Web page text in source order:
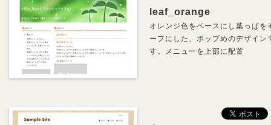
leaf_orange
オレンジ色をベースにし葉っぱを
ーフにした、ポップめのデザイン
す。メニューを上部に配置